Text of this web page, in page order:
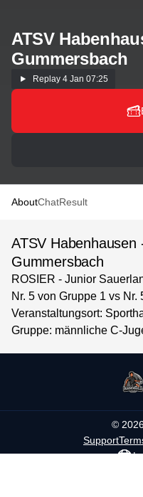
ATSV
Gummersbach
Replay 4 Jan 07:25
AboutChatResult
ATSV Habenhausen
Gummersbach
ROSIER - Junior
Nr. 5 von Gruppe 1 vs Nr.
Veranstaltungsort:
Gruppe: männliche C-
©
Support